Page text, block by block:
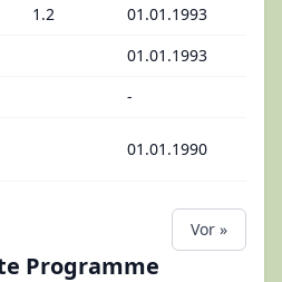
1.2
01.01.1993
01.01.1993
-
01.01.1990
Vor »
Programme